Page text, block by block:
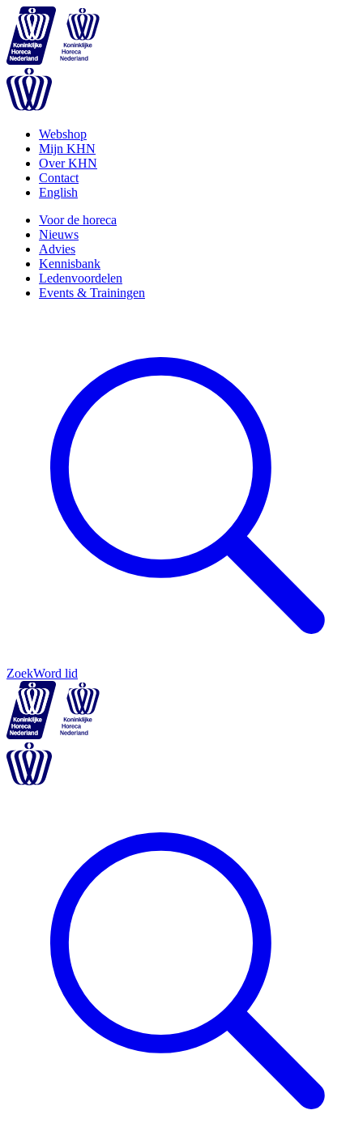
Webshop
Mijn KHN
Over KHN
Contact
English
Voor de horeca
Nieuws
Advies
Kennisbank
Ledenvoordelen
Events & Trainingen
ZoekWord lid